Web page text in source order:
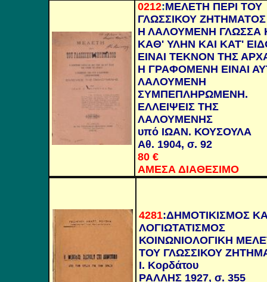
0212:ΜΕΛΕΤΗ ΠΕΡΙ ΤΟΥ
ΓΛΩΣΣΙΚΟΥ ΖΗΤΗΜΑΤΟΣ
Η ΛΑΛΟΥΜΕΝΗ ΓΛΩΣΣΑ
ΚΑΘ' ΥΛΗΝ ΚΑΙ ΚΑΤ'
ΕΙΝΑΙ ΤΕΚΝΟΝ ΤΗΣ
Η ΓΡΑΦΟΜΕΝΗ ΕΙΝΑΙ
ΛΑΛΟΥΜΕΝΗ
ΣΥΜΠΕΠΛΗΡΩΜΕΝΗ.
ΕΛΛΕΙΨΕΙΣ ΤΗΣ
ΛΑΛΟΥΜΕΝΗΣ
υπό ΙΩΑΝ. ΚΟΥΣΟΥΛΑ
Αθ. 1904, σ. 92
80€
ΑΜΕΣΑ ΔΙΑΘΕΣΙΜΟ
4281:ΔΗΜΟΤΙΚΙΣΜΟΣ
ΛΟΓΙΩΤΑΤΙΣΜΟΣ
ΚΟΙΝΩΝΙΟΛΟΓΙΚΗ
ΤΟΥ ΓΛΩΣΣΙΚΟΥ
Ι. Κορδάτου
ΡΑΛΛΗΣ 1927, σ. 355